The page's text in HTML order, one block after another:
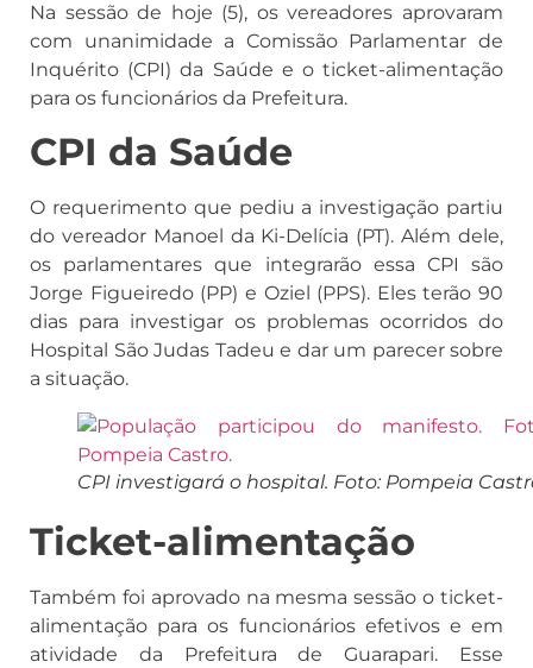
Na sessão de hoje (5), os vereadores aprovaram
com unanimidade a Comissão Parlamentar de
Inquérito (CPI) da Saúde e o ticket-alimentação
para os funcionários da Prefeitura.
CPI da Saúde
O requerimento que pediu a investigação partiu
do vereador Manoel da Ki-Delícia (PT). Além dele,
os parlamentares que integrarão essa CPI são
Jorge Figueiredo (PP) e Oziel (PPS). Eles terão 90
dias para investigar os problemas ocorridos do
Hospital São Judas Tadeu e dar um parecer sobre
a situação.
CPI investigará o hospital. Foto: Pompeia
Ticket-alimentação
Também foi aprovado na mesma sessão o ticket-
alimentação para os funcionários efetivos e em
atividade da Prefeitura de Guarapari. Esse